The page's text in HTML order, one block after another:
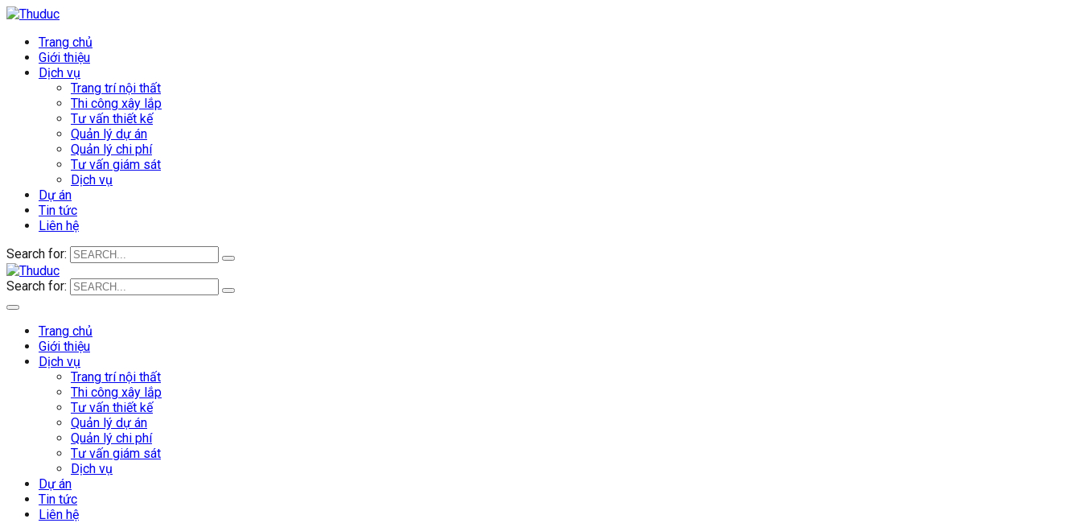
Trang chủ
Giới thiệu
Dịch vụ
Trang trí nội thất
Thi công xây lắp
Tư vấn thiết kế
Quản lý dự án
Quản lý chi phí
Tư vấn giám sát
Dịch vụ
Dự án
Tin tức
Liên hệ
Search for:
Search for:
Trang chủ
Giới thiệu
Dịch vụ
Trang trí nội thất
Thi công xây lắp
Tư vấn thiết kế
Quản lý dự án
Quản lý chi phí
Tư vấn giám sát
Dịch vụ
Dự án
Tin tức
Liên hệ